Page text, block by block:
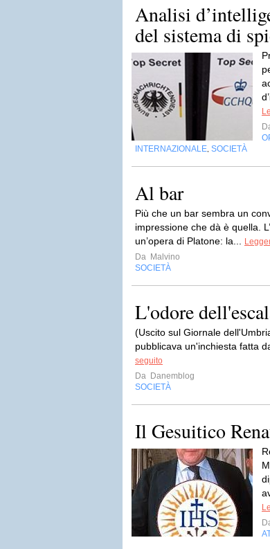
Analisi
del sistema di
INTERNAZIONALE SOCIETÀ
Al bar
Più che un bar sembra un
impressione che dà è quella.
un’opera di Platone: la...
Da Malvino
SOCIETÀ
L'odore
(Uscito sul Giornale
pubblicava un'inchiesta fatta
seguito
Da Danemblog
SOCIETÀ
Il Gesuitico